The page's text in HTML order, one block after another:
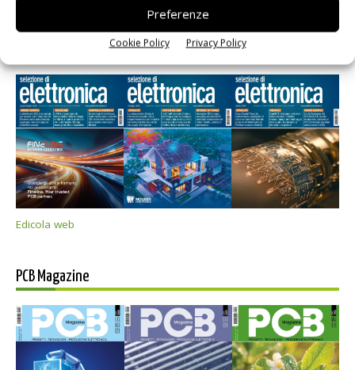
Preferenze
Cookie Policy Privacy Policy
Selezione di elettronica
Edicola web
PCB Magazine